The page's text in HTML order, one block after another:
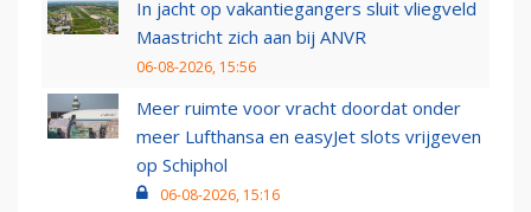
In jacht op vakantiegangers sluit vliegveld
Maastricht zich aan bij ANVR
06-08-2026, 15:56
Meer ruimte voor vracht doordat onder
meer Lufthansa en easyJet slots vrijgeven
op Schiphol
06-08-2026, 15:16